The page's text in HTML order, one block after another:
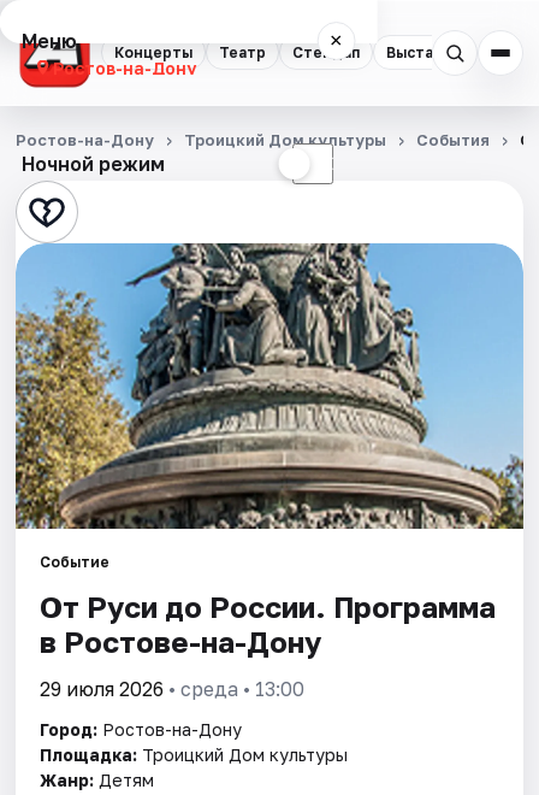
Концерты Театр Стендап Выставки
Меню ×
Ростов-на-Дону
Концерты
Театр
Стендап
Выставки
Квесты
Экскурсии
Спорт
События
Города
Площадки
Рейтинги
Ночной режим ☾
Ростов-на-Дону Троицкий Дом культуры События
Событие
От Руси до России. Программа
в Ростове-на-Дону
29 июля 2026 • среда • 13:00
Город: Ростов-на-Дону
Площадка: Троицкий Дом культуры
Жанр: Детям